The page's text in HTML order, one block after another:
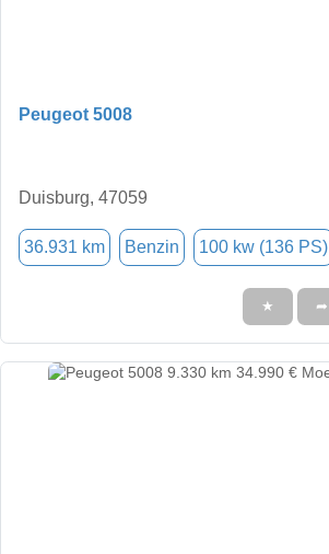
Peugeot 5008
Duisburg, 47059
36.931 km Benzin 100 kw (136 PS)
★ ➦